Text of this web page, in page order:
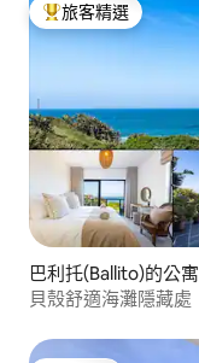
旅客精選榜首
旅客精選
巴利托(Ballito)的公寓
貝殼舒適海灘隱藏處